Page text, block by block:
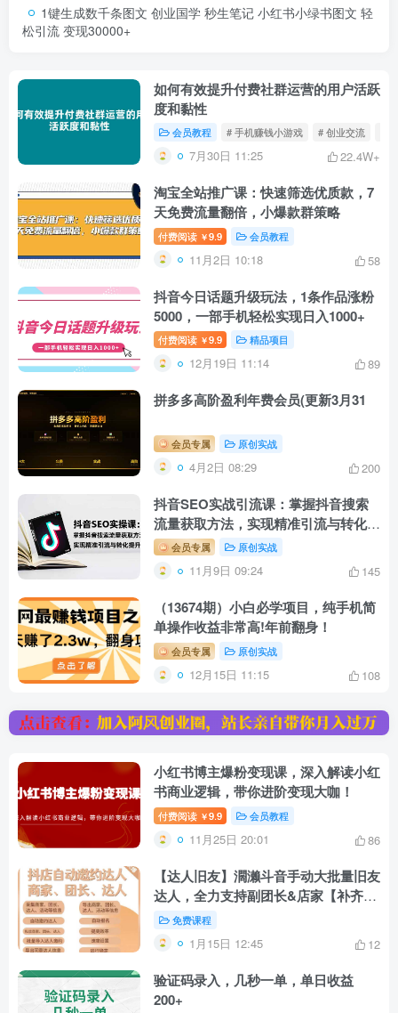
1键生成数千条图文 创业国学 秒生笔记 小红书小绿书图文 轻
松引流 变现30000+
如何有效提升付费社群运营的用户活跃
度和黏性
会员教程 # 手机赚钱小游戏 # 创业交流
7月30日 11:25 22.4W+
淘宝全站推广课：快速筛选优质款，7
天免费流量翻倍，小爆款群策略
付费阅读 ￥9.9 会员教程
11月2日 10:18 58
抖音今日话题升级玩法，1条作品涨粉
5000，一部手机轻松实现日入1000+
付费阅读 ￥9.9 精品项目
12月19日 11:14 89
拼多多高阶盈利年费会员(更新3月31
会员专属 原创实战
4月2日 08:29 200
抖音SEO实战引流课：掌握抖音搜索
流量获取方法，实现精准引流与转化提
升会员专属 原创实战
11月9日 09:24 145
（13674期）小白必学项目，纯手机简
单操作收益非常高!年前翻身！
会员专属 原创实战
12月15日 11:15 108
小红书博主爆粉变现课，深入解读小红
书商业逻辑，带你进阶变现大咖！
付费阅读 ￥9.9 会员教程
11月25日 20:01 86
【达人旧友】濶濑斗音手动大批量旧友
达人，全力支持副团长&店家【补齐永
久性版】（达人手动旧友）
免费课程
1月15日 12:45 12
验证码录入，几秒一单，单日收益
200+